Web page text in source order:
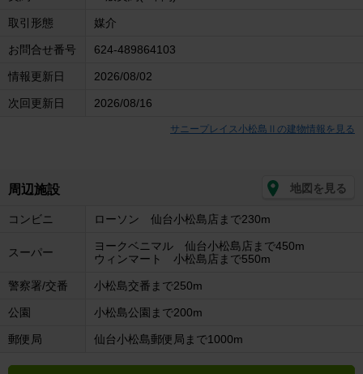
取引形態 媒介
お問合せ番号 624-489864103
情報更新日 2026/08/02
次回更新日 2026/08/16
サニープレイス小松島Ⅱの建物情報を見る
周辺施設 地図を見る
コンビニ ローソン 仙台小松島店まで230m
スーパー
ヨークベニマル 仙台小松島店まで450m
ウィンマート 小松島店まで550m
警察署/交番 小松島交番まで250m
公園 小松島公園まで200m
郵便局 仙台小松島郵便局まで1000m